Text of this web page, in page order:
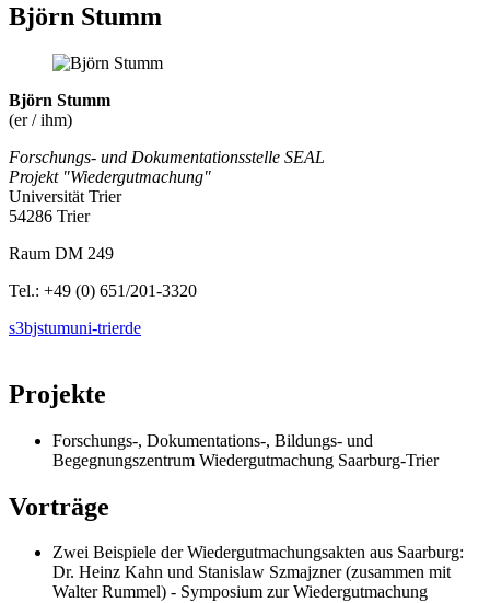
Björn Stumm
Björn Stumm
(er / ihm)
Forschungs- und Dokumentationsstelle SEAL
Projekt "Wiedergutmachung"
Universität Trier
54286 Trier
Raum DM 249
Tel.: +49 (0) 651/201-3320
s3bjstumuni-trierde
Projekte
Forschungs-, Dokumentations-, Bildungs- und
Begegnungszentrum Wiedergutmachung Saarburg-Trier
Vorträge
Zwei Beispiele der Wiedergutmachungsakten aus Saarburg:
Dr. Heinz Kahn und Stanislaw Szmajzner (zusammen mit
Walter Rummel) - Symposium zur Wiedergutmachung